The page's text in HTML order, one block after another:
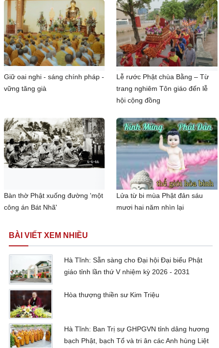
Giữ oai nghi - sáng chính pháp -
vững tăng già
Lễ rước Phật chùa Bằng – Từ
trang nghiêm Tôn giáo đến lễ
hội cộng đồng
Bàn thờ Phật xuống đường 'một
công án Bát Nhã'
Lửa từ bi mùa Phật đản sáu
mươi hai năm nhìn lại
BÀI VIẾT XEM NHIỀU
Hà Tĩnh: Sẵn sàng cho Đại hội Đại biểu Phật
giáo tỉnh lần thứ V nhiệm kỳ 2026 - 2031
Hòa thượng thiền sư Kim Triệu
Hà Tĩnh: Ban Trị sự GHPGVN tỉnh dâng hương
bạch Phật, bạch Tổ và tri ân các Anh hùng Liệt